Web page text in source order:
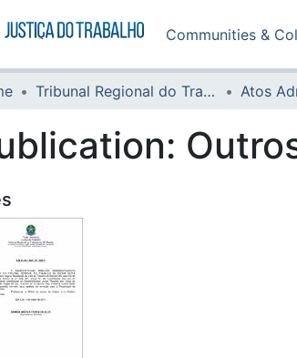
Communities &
Tribunal Regional do Trabalho da 16ª Região Atos